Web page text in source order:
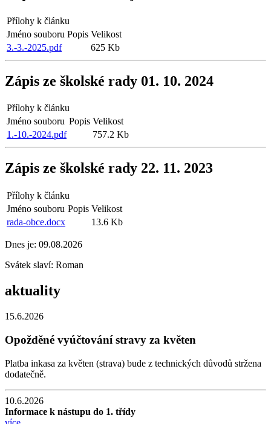
Přílohy k článku
Jméno souboru Popis Velikost
3.-3.-2025.pdf
625 Kb
Zápis ze školské rady 01. 10. 2024
Přílohy k článku
Jméno souboru Popis Velikost
1.-10.-2024.pdf
757.2 Kb
Zápis ze školské rady 22. 11. 2023
Přílohy k článku
Jméno souboru Popis Velikost
rada-obce.docx
13.6 Kb
Dnes je: 09.08.2026
Svátek slaví: Roman
aktuality
15.6.2026
Opožděné vyúčtování stravy za květen
Platba inkasa za květen (strava) bude z technických důvodů stržena
dodatečně.
10.6.2026
Informace k nástupu do 1. třídy